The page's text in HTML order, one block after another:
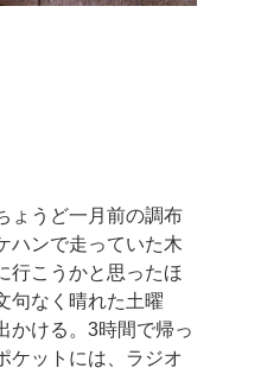
ょうど一月前の調布
ハンで走っていた木
行こうかと思ったほ
句なく晴れた土曜
かける。3時間で帰っ
ケットには、ラジオ